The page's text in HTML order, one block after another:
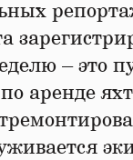
– это
аренде